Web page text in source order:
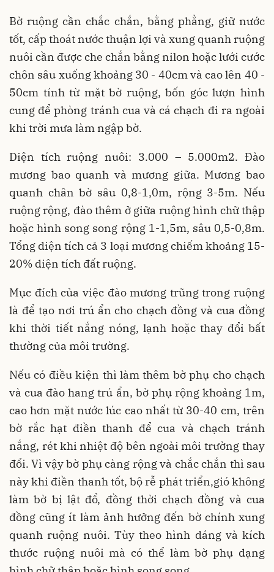
Bờ ruộng cần chắc chắn, bằng phẳng, giữ nước
tốt, cấp thoát nước thuận lợi và xung quanh ruộng
nuôi cần được che chắn bằng nilon hoặc lưới cước
chôn sâu xuống khoảng 30 - 40cm và cao lên 40 -
50cm tính từ mặt bờ ruộng, bốn góc lượn hình
cung để phòng tránh cua và cá chạch đi ra ngoài
khi trời mưa làm ngập bờ.
Diện tích ruộng nuôi: 3.000 – 5.000m2. Đào
mương bao quanh và mương giữa. Mương bao
quanh chân bờ sâu 0,8-1,0m, rộng 3-5m. Nếu
ruộng rộng, đào thêm ở giữa ruộng hình chữ thập
hoặc hình song song rộng 1-1,5m, sâu 0,5-0,8m.
Tổng diện tích cả 3 loại mương chiếm khoảng 15-
20% diện tích đất ruộng.
Mục đích của việc đào mương trũng trong ruộng
là để tạo nơi trú ẩn cho chạch đồng và cua đồng
khi thời tiết nắng nóng, lạnh hoặc thay đổi bất
thường của môi trường.
Nếu có điều kiện thì làm thêm bờ phụ cho chạch
và cua đào hang trú ẩn, bờ phụ rộng khoảng 1m,
cao hơn mặt nước lúc cao nhất từ 30-40 cm, trên
bờ rắc hạt điền thanh để cua và chạch tránh
nắng, rét khi nhiệt độ bên ngoài môi trường thay
đổi. Vì vậy bờ phụ càng rộng và chắc chắn thì sau
này khi điền thanh tốt, bộ rễ phát triển,gió không
làm bờ bị lật đổ, đồng thời chạch đồng và cua
đồng cũng ít làm ảnh hưởng đến bờ chính xung
quanh ruộng nuôi. Tùy theo hình dáng và kích
thước ruộng nuôi mà có thể làm bờ phụ dạng